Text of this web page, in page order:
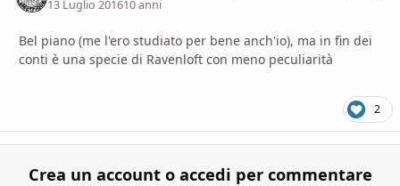
13 Luglio 201610 anni
Bel piano (me l'ero studiato per bene anch'io), ma in fin dei
conti è una specie di Ravenloft con meno peculiarità
2
Crea un account o accedi per commentare